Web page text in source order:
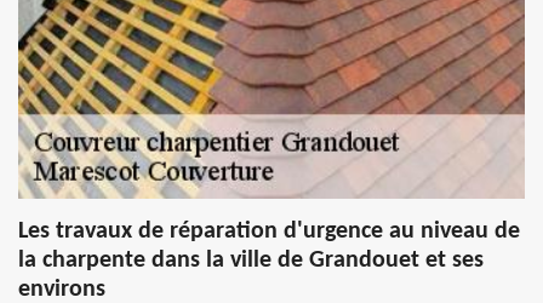
Les travaux de réparation d'urgence au niveau de
la charpente dans la ville de Grandouet et ses
environs